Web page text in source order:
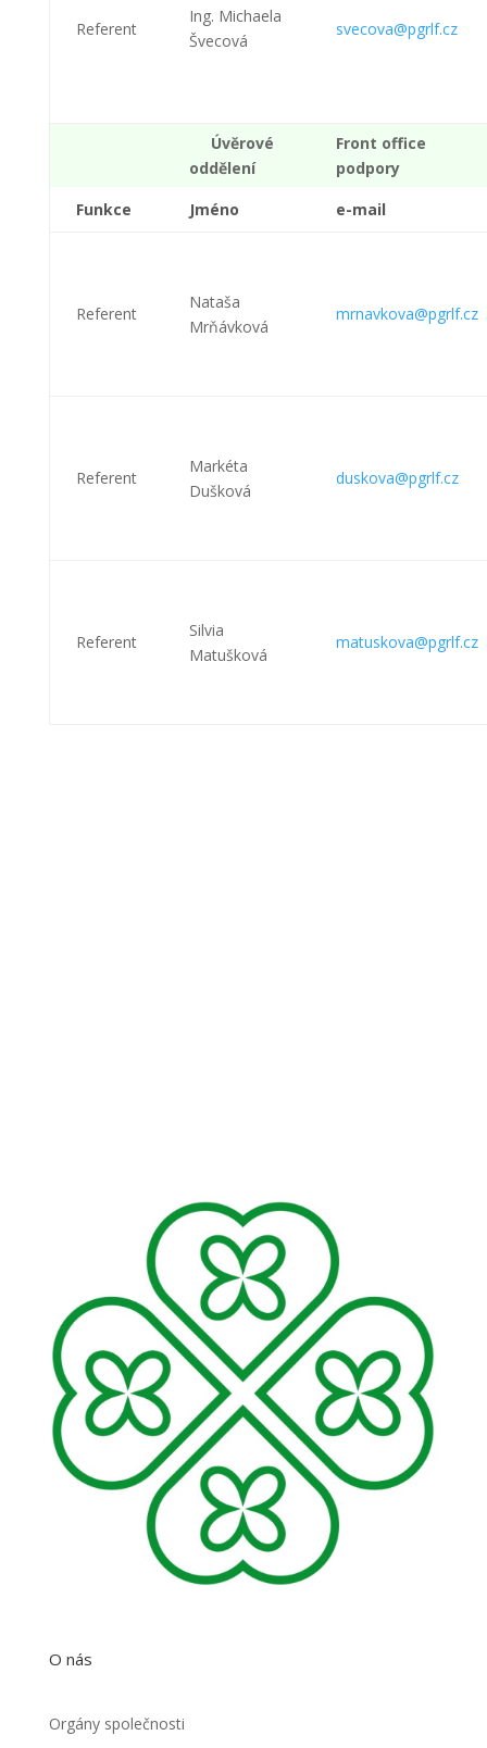
Referent
Ing. Michaela
Švecová
svecova@pgrlf.cz
Úvěrové
oddělení
Front office
podpory
Funkce
Jméno e-mail
Referent
Nataša
Mrňávková
mrnavkova@pgrlf.cz
Referent
Markéta
Dušková
duskova@pgrlf.cz
Referent
Silvia
Matušková
matuskova@pgrlf.cz
O nás
Orgány společnosti